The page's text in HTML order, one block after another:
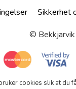
Sikkerhet
©
cookies slik at du